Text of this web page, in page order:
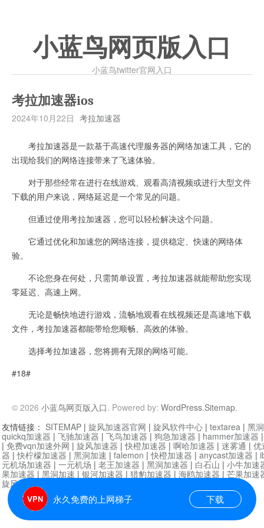
小蓝鸟网页版入口
小蓝鸟twitter官网入口
考拉加速器ios
2024年10月22日 考拉加速器
考拉加速器是一款基于高速代理服务器的网络加速工具，它的
出现给我们的网络连接带来了飞速体验。
对于那些经常在进行在线游戏、观看高清视频或进行大型文件
下载的用户来说，网络延迟是一个常见的问题。
但通过使用考拉加速器，您可以轻松解决这个问题。
它通过优化和加速您的网络连接，提供稳定、快速的网络体
验。
不论您身在何处，只需简单设置，考拉加速器就能帮助您实现
零延迟、高速上网。
无论是畅快地进行游戏，流畅地观看在线视频还是高速地下载
文件，考拉加速器都能带给您顺畅、高效的体验。
选择考拉加速器，您将拥有无限的网络可能。
#18#
© 2026 小蓝鸟网页版入口. Powered by: WordPress.Sitemap.
永久免费的上网梯子 下载
友情链接： SITEMAP | 旋风加速器官网 | 旋风软件中心 | textarea | 黑
quickq加速器 | 飞驰加速器 | 飞鸟加速器 | 狗急加速器 | hammer加速器
| 免费vqn加速外网 | 旋风加速器 |快橙加速器 | 啊哈加速器 | 迷雾通 | 优
器 |快柠檬加速器 | 黑洞加速 | falemon |快橙加速器 | anycast加速器 |
元机场加速器 | 一元机场 | 老王加速器 | 黑洞加速器 | 白石山 | 小牛加速
果加速器 | 黑洞加速 | 银河加速器 | 猎豹加速器 | 海鸥加速器 | 芒果加速
旋风加速器度器